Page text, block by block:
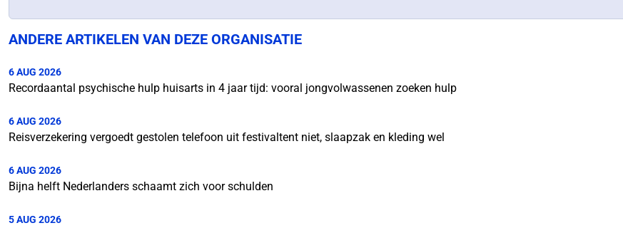
ANDERE ARTIKELEN VAN DEZE ORGANISATIE
6 AUG 2026
Recordaantal psychische hulp huisarts in 4 jaar tijd: vooral jongvolwassenen zoeken hulp
6 AUG 2026
Reisverzekering vergoedt gestolen telefoon uit festivaltent niet, slaapzak en kleding wel
6 AUG 2026
Bijna helft Nederlanders schaamt zich voor schulden
5 AUG 2026